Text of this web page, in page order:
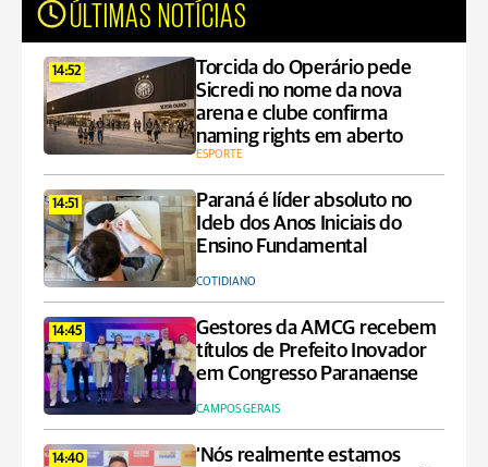
ÚLTIMAS NOTÍCIAS
14:52
Torcida do Operário pede
Sicredi no nome da nova
arena e clube confirma
naming rights em aberto
ESPORTE
14:51
Paraná é líder absoluto no
Ideb dos Anos Iniciais do
Ensino Fundamental
COTIDIANO
14:45
Gestores da AMCG recebem
títulos de Prefeito Inovador
em Congresso Paranaense
CAMPOS GERAIS
14:40
‘Nós realmente estamos